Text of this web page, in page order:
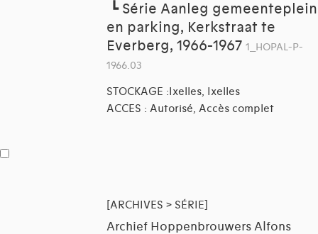
┗ Série Aanleg gemeenteplein
en parking, Kerkstraat te
Everberg, 1966-1967 1_HOPAL-P-
1966.03
STOCKAGE :Ixelles, Ixelles
ACCES : Autorisé, Accès complet
[ARCHIVES > SÉRIE]
Archief Hoppenbrouwers Alfons